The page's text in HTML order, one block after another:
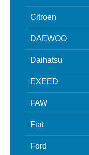
Citroen
DAEWOO
Daihatsu
EXEED
FAW
Fiat
Ford